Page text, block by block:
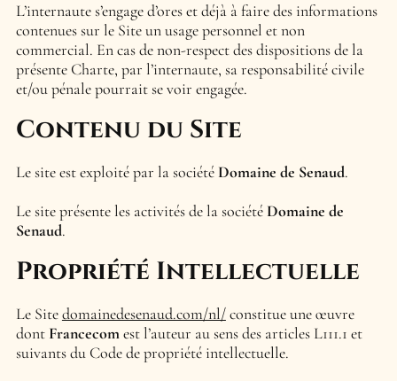
L’internaute s’engage d’ores et déjà à faire des informations
contenues sur le Site un usage personnel et non
commercial. En cas de non-respect des dispositions de la
présente Charte, par l’internaute, sa responsabilité civile
et/ou pénale pourrait se voir engagée.
Contenu du Site
Le site est exploité par la sociétéDomaine de Senaud.
Le site présente les activités de la sociétéDomaine de
Senaud.
Propriété Intellectuelle
Le Sitedomainedesenaud.com/nl/constitue une œuvre
dont Francecomest l’auteur au sens des articles L111.1 et
suivants du Code de propriété intellectuelle.